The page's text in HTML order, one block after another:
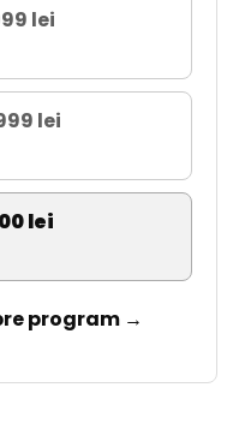
lei
lei
lei
program →